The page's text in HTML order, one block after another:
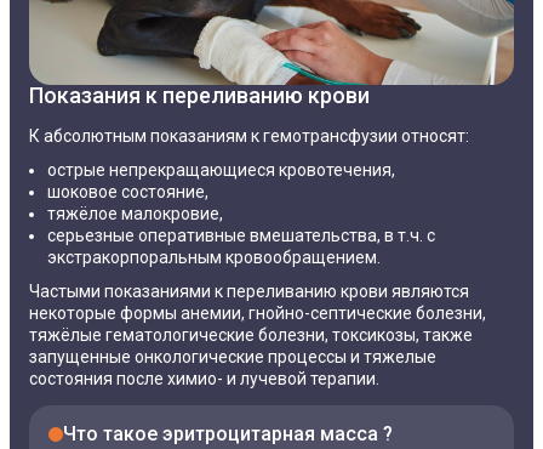
Показания к переливанию крови
К абсолютным показаниям к гемотрансфузии относят:
острые непрекращающиеся кровотечения,
шоковое состояние,
тяжёлое малокровие,
серьезные оперативные вмешательства, в т.ч. с
экстракорпоральным кровообращением.
Частыми показаниями к переливанию крови являются
некоторые формы анемии, гнойно-септические болезни,
тяжёлые гематологические болезни, токсикозы, также
запущенные онкологические процессы и тяжелые
состояния после химио- и лучевой терапии.
Что такое эритроцитарная масса ?